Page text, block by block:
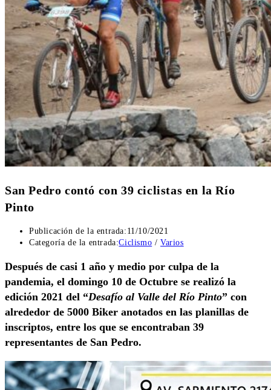
San Pedro contó con 39 ciclistas en la Río
Pinto
Publicación de la entrada: 11/10/2021
Categoría de la entrada:Ciclismo / Varios
Después de casi 1 año y medio por culpa de la
pandemia, el domingo 10 de Octubre se realizó la
edición 2021 del “Desafío al Valle del Río Pinto” con
alrededor de 5000 Biker anotados en las planillas de
inscriptos, entre los que se encontraban 39
representantes de San Pedro.